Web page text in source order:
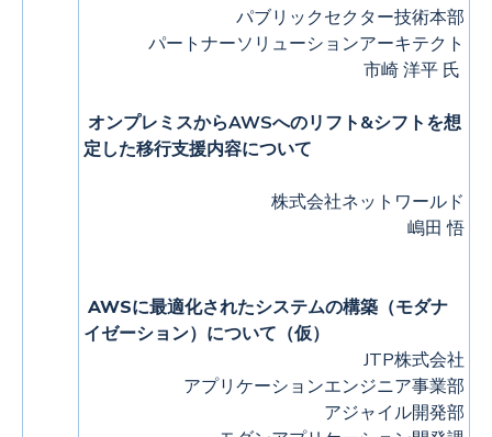
パブリックセクター技術本部
パートナーソリューションアーキテクト
市崎 洋平 氏
オンプレミスからAWSへのリフト&シフトを想
定した移行支援内容について
株式会社ネットワールド
嶋田 悟
AWSに最適化されたシステムの構築（モダナ
イゼーション）について（仮）
JTP株式会社
アプリケーションエンジニア事業部
アジャイル開発部